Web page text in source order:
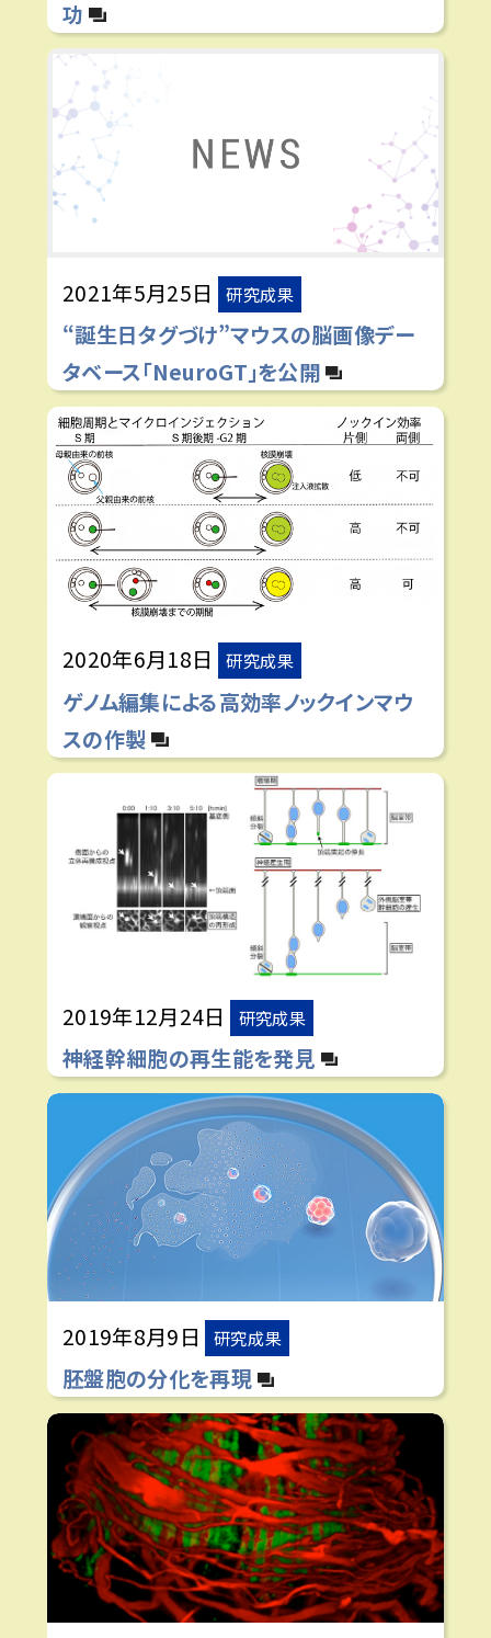
功
2021年5月25日 研究成果
“誕生日タグづけ”マウスの脳画像デー
タベース「NeuroGT」を公開
2020年6月18日 研究成果
ゲノム編集による高効率ノックインマウ
スの作製
2019年12月24日 研究成果
神経幹細胞の再生能を発見
2019年8月9日 研究成果
胚盤胞の分化を再現